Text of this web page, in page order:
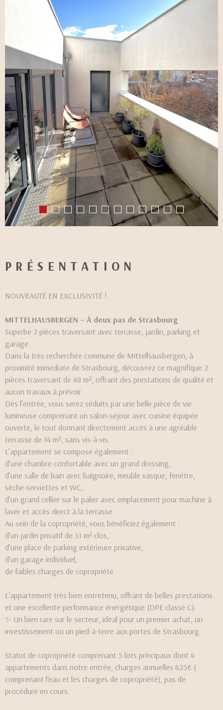
PRÉSENTATION
NOUVEAUTÉ EN EXCLUSIVITÉ !
MITTELHAUSBERGEN – À deux pas de Strasbourg
Superbe 2 pièces traversant avec terrasse, jardin, parking et
garage.
Dans la très recherchée commune de Mittelhausbergen, à
proximité immédiate de Strasbourg, découvrez ce magnifique 2
pièces traversant de 48 m², offrant des prestations de qualité et
aucun travaux à prévoir.
Dès l’entrée, vous serez séduits par une belle pièce de vie
lumineuse comprenant un salon-séjour avec cuisine équipée
ouverte, le tout donnant directement accès à une agréable
terrasse de 14 m², sans vis-à-vis.
L’appartement se compose également :
d’une chambre confortable avec un grand dressing,
d’une salle de bain avec baignoire, meuble vasque, fenêtre,
sèche-serviettes et WC,
d’un grand cellier sur le palier avec emplacement pour machine à
laver et accès direct à la terrasse.
Au sein de la copropriété, vous bénéficiez également :
d’un jardin privatif de 31 m² clos,
d’une place de parking extérieure privative,
d’un garage individuel,
de faibles charges de copropriété.
L'appartement très bien entretenu, offrant de belles prestations
et une excellente performance énergétique (DPE classé C).
✨ Un bien rare sur le secteur, idéal pour un premier achat, un
investissement ou un pied-à-terre aux portes de Strasbourg.
Statut de copropriété comprenant 5 lots principaux dont 4
appartements dans notre entrée, charges annuelles 625€ (
comprenant l'eau et les charges de copropriété), pas de
procédure en cours.